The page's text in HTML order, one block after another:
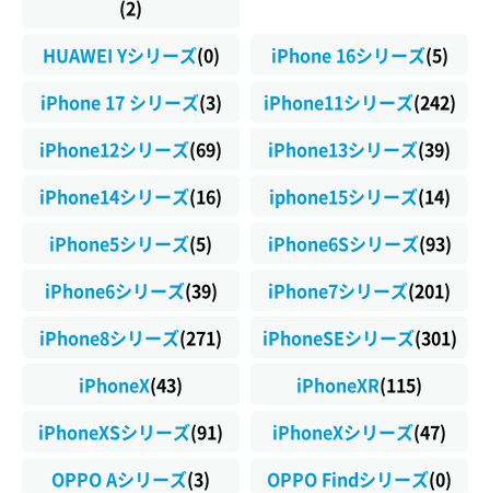
(2)
HUAWEI Yシリーズ(0) iPhone 16シリーズ(5)
iPhone 17 シリーズ(3) iPhone11シリーズ(242)
iPhone12シリーズ(69) iPhone13シリーズ(39)
iPhone14シリーズ(16) iphone15シリーズ(14)
iPhone5シリーズ(5) iPhone6Sシリーズ(93)
iPhone6シリーズ(39) iPhone7シリーズ(201)
iPhone8シリーズ(271) iPhoneSEシリーズ(301)
iPhoneX(43) iPhoneXR(115)
iPhoneXSシリーズ(91) iPhoneXシリーズ(47)
OPPO Aシリーズ(3) OPPO Findシリーズ(0)